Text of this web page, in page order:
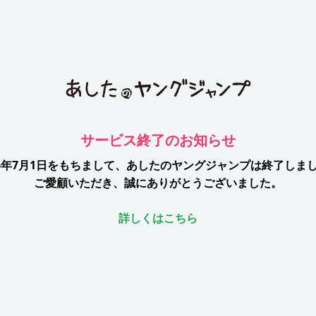
サービス終了のお知らせ
7月1日をもちまして、 あしたのヤングジャンプは終了しま
ご愛顧いただき、誠にありがとうございました。
詳しくはこちら